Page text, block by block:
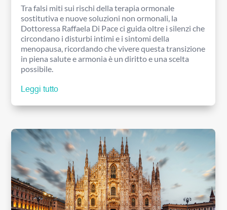
Tra falsi miti sui rischi della terapia ormonale
sostitutiva e nuove soluzioni non ormonali, la
Dottoressa Raffaela Di Pace ci guida oltre i silenzi che
circondano i disturbi intimi e i sintomi della
menopausa, ricordando che vivere questa transizione
in piena salute e armonia è un diritto e una scelta
possibile.
Leggi tutto